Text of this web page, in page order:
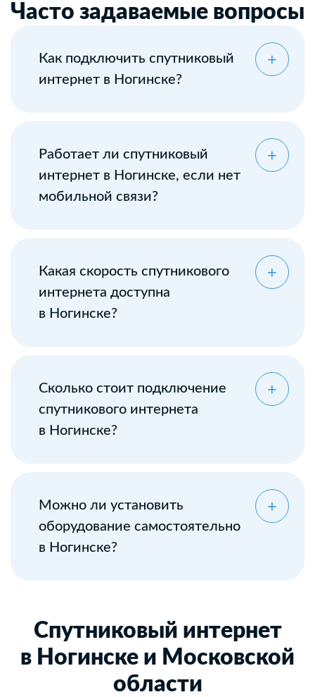
Часто задаваемые вопросы
Как подключить спутниковый
интернет в Ногинске?
Работает ли спутниковый
интернет в Ногинске, если нет
мобильной связи?
Какая скорость спутникового
интернета доступна
в Ногинске?
Сколько стоит подключение
спутникового интернета
в Ногинске?
Можно ли установить
оборудование самостоятельно
в Ногинске?
Спутниковый интернет
в Ногинске и Московской
области